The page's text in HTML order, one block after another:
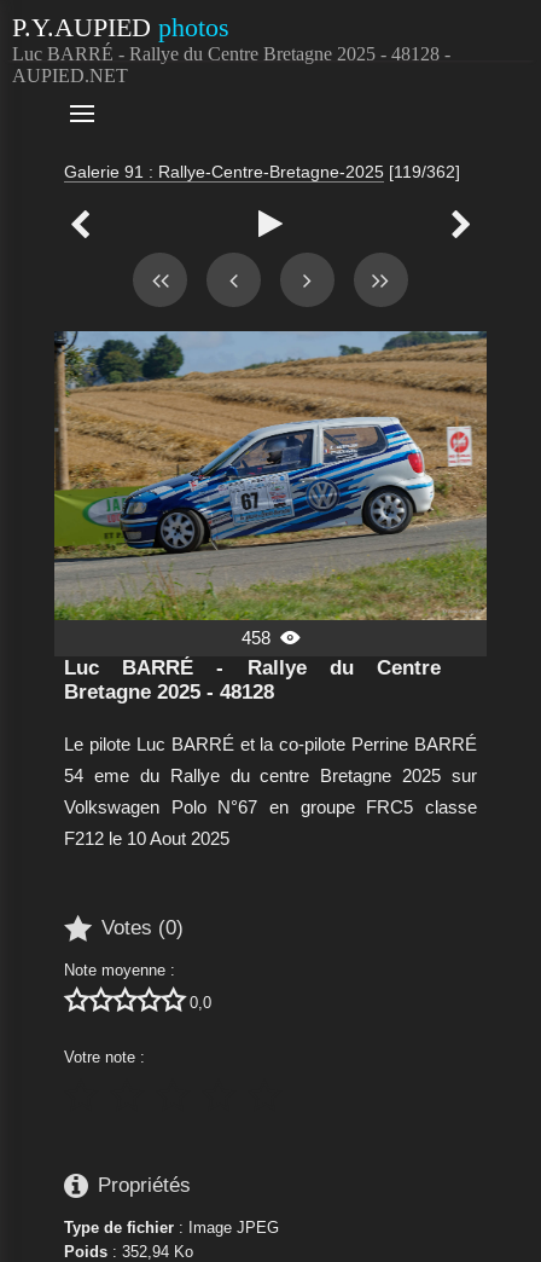
P.Y.AUPIED photos
Luc BARRÉ - Rallye du Centre Bretagne 2025 - 48128 -
AUPIED.NET

Galerie 91 : Rallye-Centre-Bretagne-2025 [119/362]
  
458 
Luc BARRÉ - Rallye du Centre
Bretagne 2025 - 48128
Le pilote Luc BARRÉ et la co-pilote Perrine BARRÉ
54 eme du Rallye du centre Bretagne 2025 sur
Volkswagen Polo N°67 en groupe FRC5 classe
F212 le 10 Aout 2025
 Votes (0)
Note moyenne :
 0,0
Votre note :
 Propriétés
Type de fichier: Image JPEG
Poids: 352,94 Ko